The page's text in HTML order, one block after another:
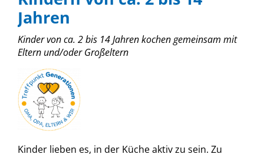
Jahren
Kinder von ca. 2 bis 14 Jahren kochen gemeinsam mit
Eltern und/oder Großeltern
Kinder lieben es, in der Küche aktiv zu sein. Zu